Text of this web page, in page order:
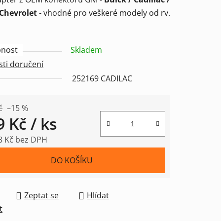
- vhodné pro veškeré modely od rv.
Skladem
doručení
252169 CADILAC
–15 %
Kč / ks
Kč bez DPH
DO KOŠÍKU
Zeptat se
Hlídat